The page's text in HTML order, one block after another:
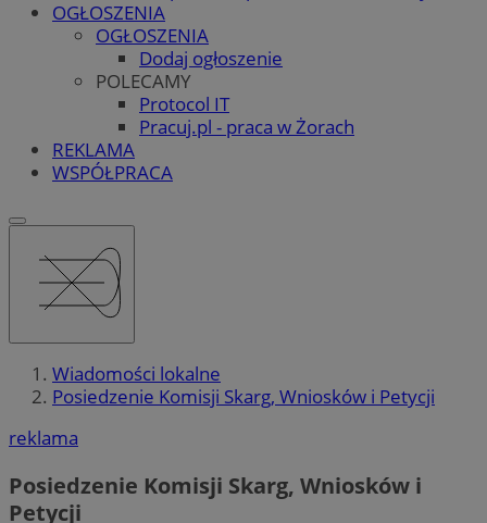
OGŁOSZENIA
OGŁOSZENIA
Dodaj ogłoszenie
POLECAMY
Protocol IT
Pracuj.pl - praca w Żorach
REKLAMA
WSPÓŁPRACA
Wiadomości lokalne
Posiedzenie Komisji Skarg, Wniosków i Petycji
reklama
Posiedzenie Komisji Skarg, Wniosków i
Petycji